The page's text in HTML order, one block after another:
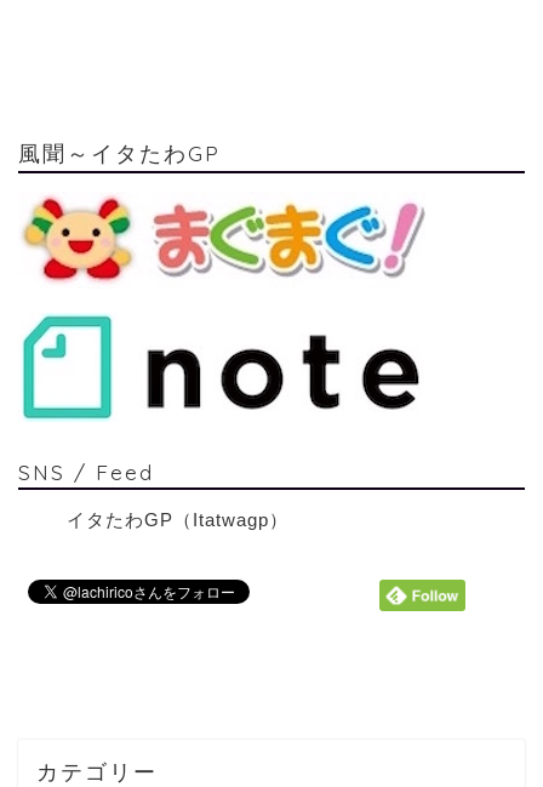
風聞～イタたわGP
SNS / Feed
イタたわGP（Itatwagp）
カテゴリー